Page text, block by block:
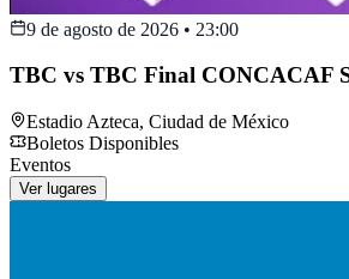
9 de agosto de 2026 • 23:00
TBC vs TBC Final CONCACAF
Estadio Azteca, Ciudad de México
Boletos Disponibles
Eventos
Ver lugares